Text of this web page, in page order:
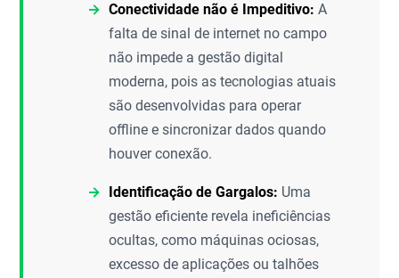
Conectividade não é Impeditivo: A
falta de sinal de internet no campo
não impede a gestão digital
moderna, pois as tecnologias atuais
são desenvolvidas para operar
offline e sincronizar dados quando
houver conexão.
Identificação de Gargalos: Uma
gestão eficiente revela ineficiências
ocultas, como máquinas ociosas,
excesso de aplicações ou talhões